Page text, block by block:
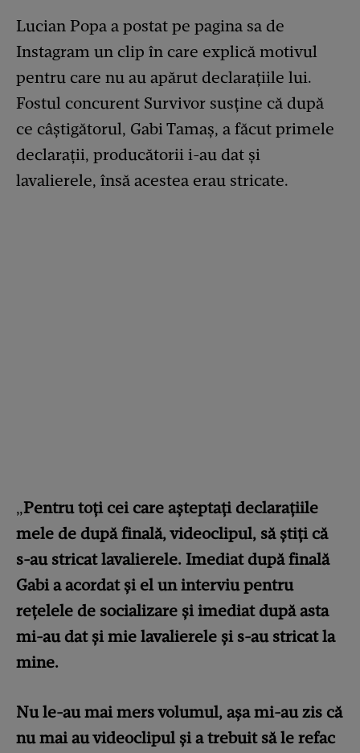
Lucian Popa a postat pe pagina sa de
Instagram un clip în care explică motivul
pentru care nu au apărut declarațiile lui.
Fostul concurent Survivor susține că după
ce câștigătorul, Gabi Tamaș, a făcut primele
declarații, producătorii i-au dat și
lavalierele, însă acestea erau stricate.
„Pentru toți cei care așteptați declarațiile
mele de după finală, videoclipul, să știți că
s-au stricat lavalierele. Imediat după finală
Gabi a acordat și el un interviu pentru
rețelele de socializare și imediat după asta
mi-au dat și mie lavalierele și s-au stricat la
mine.
Nu le-au mai mers volumul, așa mi-au zis că
nu mai au videoclipul și a trebuit să le refac